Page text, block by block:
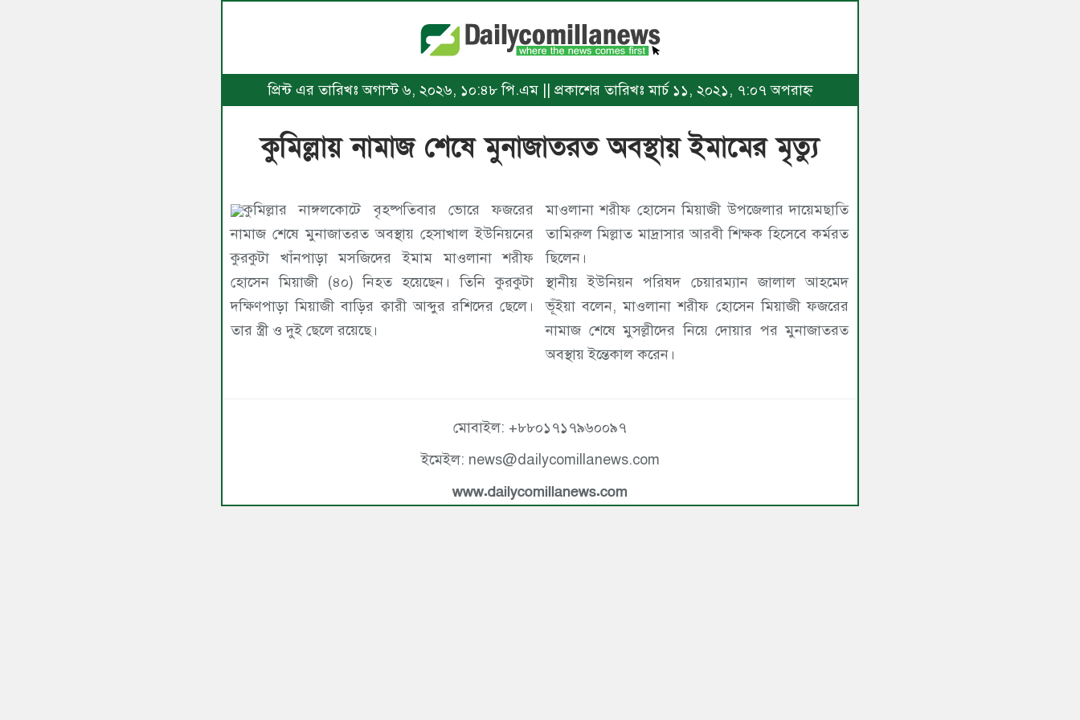
প্রিন্ট এর তারিখঃ অগাস্ট ৬, ২০২৬, ১০:৪৮ পি.এম || প্রকাশের তারিখঃ মার্চ ১১, ২০২১, ৭:০৭ অপরাহ্ণ
কুমিল্লায় নামাজ শেষে মুনাজাতরত অবস্থায় ইমামের মৃত্যু
কুমিল্লার নাঙ্গলকোটে বৃহষ্পতিবার ভোরে ফজরের
নামাজ শেষে মুনাজাতরত অবস্থায় হেসাখাল ইউনিয়নের
কুরকুটা খাঁনপাড়া মসজিদের ইমাম মাওলানা শরীফ
হোসেন মিয়াজী (৪০) নিহত হয়েছেন। তিনি কুরকুটা
দক্ষিণপাড়া মিয়াজী বাড়ির ক্বারী আব্দুর রশিদের ছেলে।
তার স্ত্রী ও দুই ছেলে রয়েছে।
মাওলানা শরীফ হোসেন মিয়াজী উপজেলার দায়েমছাতি
তামিরুল মিল্লাত মাদ্রাসার আরবী শিক্ষক হিসেবে কর্মরত
ছিলেন।
স্থানীয় ইউনিয়ন পরিষদ চেয়ারম্যান জালাল আহমেদ
ভূঁইয়া বলেন, মাওলানা শরীফ হোসেন মিয়াজী ফজরের
নামাজ শেষে মুসল্লীদের নিয়ে দোয়ার পর মুনাজাতরত
অবস্থায় ইন্তেকাল করেন।
মোবাইল: +৮৮০১৭১৭৯৬০০৯৭
ইমেইল: news@dailycomillanews.com
www.dailycomillanews.com